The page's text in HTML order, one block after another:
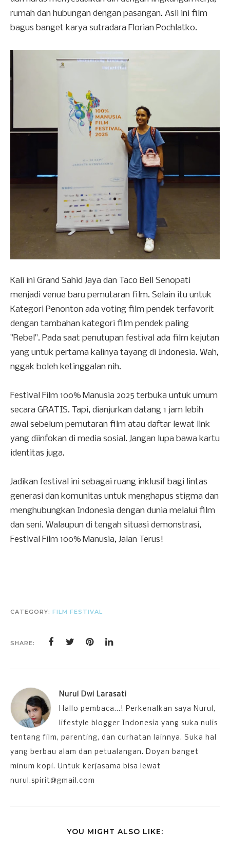
rumah dan hubungan dengan pasangan. Asli ini film
bagus banget karya sutradara Florian Pochlatko.
Kali ini Grand Sahid Jaya dan Taco Bell Senopati
menjadi venue baru pemutaran film. Selain itu untuk
Kategori Penonton ada voting film pendek terfavorit
dengan tambahan kategori film pendek paling
"Rebel". Pada saat penutupan festival ada film kejutan
yang untuk pertama kalinya tayang di Indonesia. Wah,
nggak boleh ketinggalan nih.
Festival Film 100% Manusia 2025 terbuka untuk umum
secara GRATIS. Tapi, dianjurkan datang 1 jam lebih
awal sebelum pemutaran film atau daftar lewat link
yang diinfokan di media sosial. Jangan lupa bawa kartu
identitas juga.
Jadikan festival ini sebagai ruang inklusif bagi lintas
generasi dan komunitas untuk menghapus stigma dan
menghubungkan Indonesia dengan dunia melalui film
dan seni. Walaupun di tengah situasi demonstrasi,
Festival Film 100% Manusia, Jalan Terus!
CATEGORY: FILM FESTIVAL
SHARE:
Nurul Dwi Larasati
Hallo pembaca...! Perkenalkan saya Nurul,
lifestyle blogger Indonesia yang suka nulis
tentang film, parenting, dan curhatan lainnya. Suka hal
yang berbau alam dan petualangan. Doyan banget
minum kopi. Untuk kerjasama bisa lewat
nurul.spirit@gmail.com
YOU MIGHT ALSO LIKE: